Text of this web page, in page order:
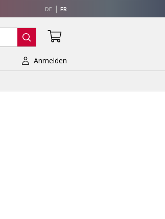
DE FR
Anmelden